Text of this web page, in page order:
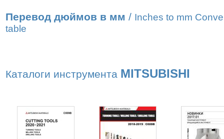
Перевод дюймов в мм / Inches to mm
table
Каталоги инструмента MITSUBISHI